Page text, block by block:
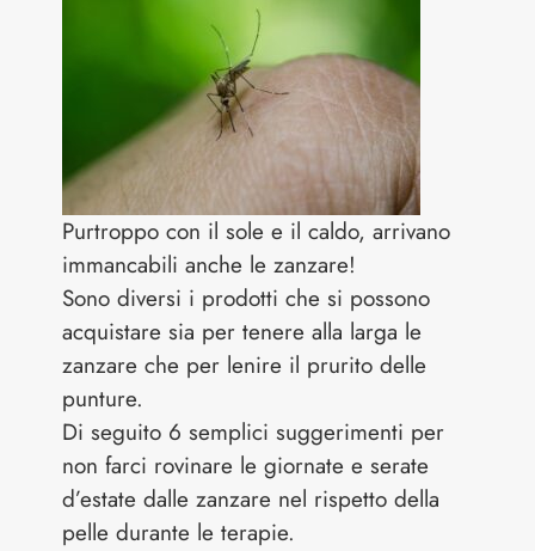
Purtroppo con il sole e il caldo, arrivano
immancabili anche le zanzare!
Sono diversi i prodotti che si possono
acquistare sia per tenere alla larga le
zanzare che per lenire il prurito delle
punture.
Di seguito 6 semplici suggerimenti per
non farci rovinare le giornate e serate
d’estate dalle zanzare nel rispetto della
pelle durante le terapie.